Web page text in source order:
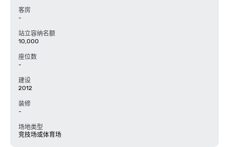
客房
-
站立容纳名额
10,000
座位数
-
建设
2012
装修
-
场地类型
竞技场或体育场